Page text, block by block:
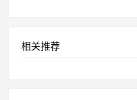
相关推荐